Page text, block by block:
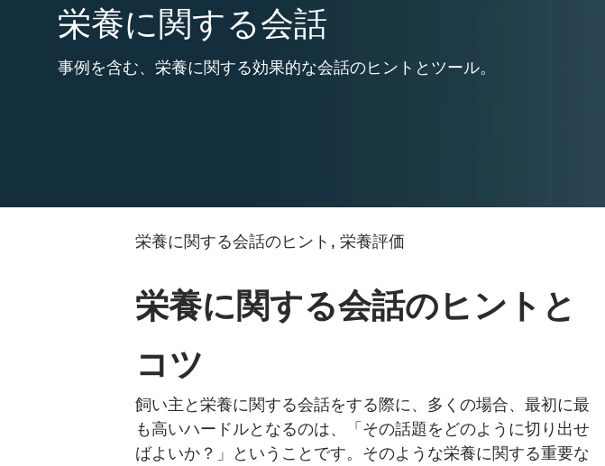
栄養に関する会話
事例を含む、栄養に関する効果的な会話のヒントとツール。
栄養に関する会話のヒント, 栄養評価
栄養に関する会話のヒントと
コツ
飼い主と栄養に関する会話をする際に、多くの場合、最初に最
も高いハードルとなるのは、「その話題をどのように切り出せ
ばよいか？」ということです。そのような栄養に関する重要な